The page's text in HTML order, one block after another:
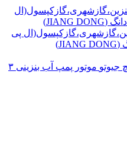
پی
موتور پمپ آب بنزینی ۳